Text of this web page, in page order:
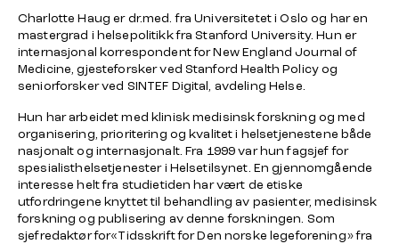
Charlotte Haug er dr.med. fra Universitetet i Oslo og har en
mastergrad i helsepolitikk fra Stanford University. Hun er
internasjonal korrespondent for New England Journal of
Medicine, gjesteforsker ved Stanford Health Policy og
seniorforsker ved SINTEF Digital, avdeling Helse.
Hun har arbeidet med klinisk medisinsk forskning og med
organisering, prioritering og kvalitet i helsetjenestene både
nasjonalt og internasjonalt. Fra 1999 var hun fagsjef for
spesialisthelsetjenester i Helsetilsynet. En gjennomgående
interesse helt fra studietiden har vært de etiske
utfordringene knyttet til behandling av pasienter, medisinsk
forskning og publisering av denne forskningen. Som
sjefredaktør for«Tidsskrift for Den norske legeforening» fra